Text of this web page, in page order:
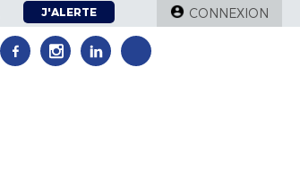
J'ALERTE CONNEXION